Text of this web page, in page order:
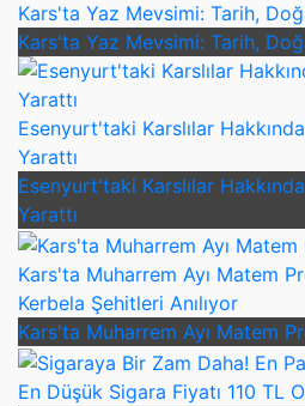
Kars'ta Yaz Mevsimi: Tarih,
Kars'ta Yaz Mevsimi: Tarih,
Esenyurt'taki Karslılar
Yarattı
Esenyurt'taki Karslılar
Yarattı
Kars'ta Muharrem Ayı Matem
Kerbela Şehitleri Anılıyor
Kars'ta Muharrem Ayı Matem
En Düşük Sigara Fiyatı 110 TL